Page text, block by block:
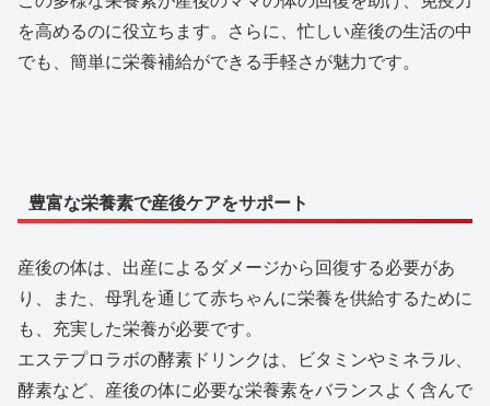
を高めるのに役立ちます。さらに、忙しい産後の生活の中
でも、簡単に栄養補給ができる手軽さが魅力です。
豊富な栄養素で産後ケアをサポート
産後の体は、出産によるダメージから回復する必要があ
り、また、母乳を通じて赤ちゃんに栄養を供給するために
も、充実した栄養が必要です。
エステプロラボの酵素ドリンクは、ビタミンやミネラル、
酵素など、産後の体に必要な栄養素をバランスよく含んで